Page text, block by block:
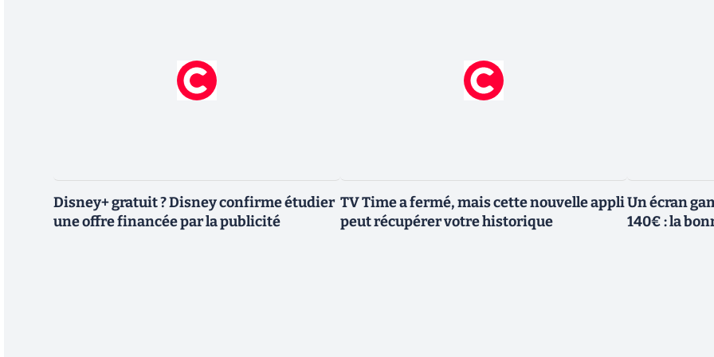
Disney+ gratuit ? Disney confirme étudier
une offre financée par la publicité
TV Time a fermé, mais cette nouvelle appli
peut récupérer votre historique
Un écran
140€ : la